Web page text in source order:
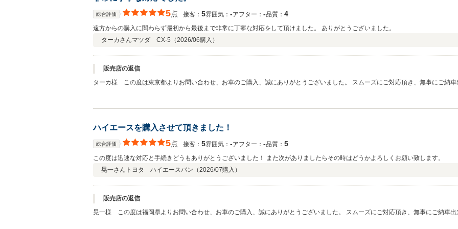
総合評価 5点 接客： 5雰囲気： ‐アフター： ‐品質： 4
遠方からの購入に関わらず最初から最後まで非常に丁寧な対応をして頂けました。 ありがとうございました。
ターカさんマツダ CX-5（2026/06購入）
販売店の返信
ターカ様 この度は東京都よりお問い合わせ、お車のご購入、誠にありがとうございました。 スムーズにご対応頂き、無事にご納
ハイエースを購入させて頂きました！
総合評価 5点 接客： 5雰囲気： ‐アフター： ‐品質： 5
この度は迅速な対応と手続きどうもありがとうございました！ また次がありましたらその時はどうかよろしくお願い致します。
晃一さん トヨタ ハイエースバン（2026/07購入）
販売店の返信
晃一様 この度は福岡県よりお問い合わせ、お車のご購入、誠にありがとうございました。 スムーズにご対応頂き、無事にご納車